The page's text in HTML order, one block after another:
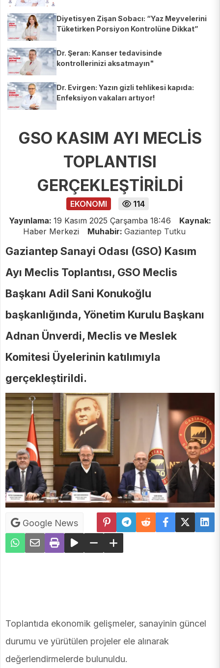
Diyetisyen Zişan Sobacı: “Yaz Meyvelerini
Tüketirken Porsiyon Kontrolüne Dikkat”
Dr. Şeran: Kanser tedavisinde
kontrollerinizi aksatmayın"
Dr. Evirgen: Yazın gizli tehlikesi kapıda:
Enfeksiyon vakaları artıyor!
GSO KASIM AYI MECLİS
TOPLANTISI
GERÇEKLEŞTİRİLDİ
EKONOMI
114
Yayınlama: 19 Kasım 2025 Çarşamba 18:46
Kaynak:
Haber Merkezi
Muhabir: Gaziantep Tutku
Gaziantep Sanayi Odası (GSO) Kasım
Ayı Meclis Toplantısı, GSO Meclis
Başkanı Adil Sani Konukoğlu
başkanlığında, Yönetim Kurulu Başkanı
Adnan Ünverdi, Meclis ve Meslek
Komitesi Üyelerinin katılımıyla
gerçekleştirildi.
Google News
Toplantıda ekonomik gelişmeler, sanayinin güncel
durumu ve yürütülen projeler ele alınarak
değerlendirmelerde bulunuldu.